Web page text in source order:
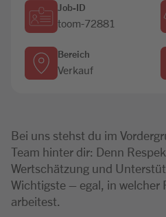
Job-ID
toom-72881
Bereich
Verkauf
Bei uns stehst du im
Team hinter dir: Denn
Wertschätzung und
Wichtigste – egal, in welcher
arbeitest.